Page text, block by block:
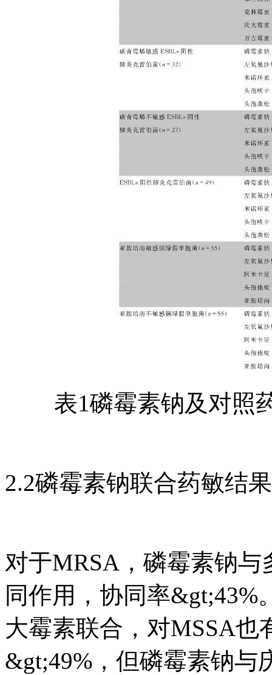
表1磷霉素钠及对照
2.2磷霉素钠联合药敏结果
对于MRSA，磷霉素钠
同作用，协同率
大霉素联合，对MSSA也
&gt;49%，但磷霉素钠与